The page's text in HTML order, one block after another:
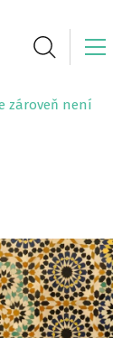
zároveň není